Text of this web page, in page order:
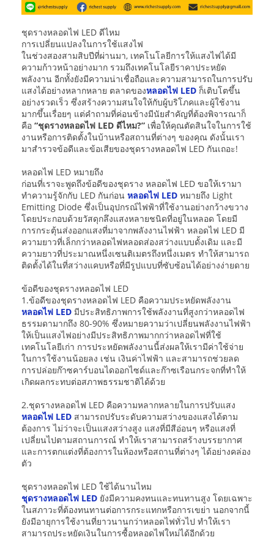
ชุดรางหลอดไฟ LED ดีไหม
การเปลี่ยนแปลงในการใช้แสงไฟ
ในช่วงสองสามสิบปีที่ผ่านมา, เทคโนโลยีการให้แสงไฟได้มี
ความก้าวหน้าอย่างมาก รวมถึงเทคโนโลยีราคาประหยัด
พลังงาน อีกทั้งยังมีความน่าเชื่อถือและความสามารถในการปรับ
แสงได้อย่างหลากหลาย ตลาดของหลอดไฟ LED ก็เติบโตขึ้น
อย่างรวดเร็ว ซึ่งสร้างความสนใจให้กับผู้บริโภคและผู้ใช้งาน
มากขึ้นเรื่อยๆ แต่คำถามที่ค่อนข้างมีนัยสำคัญที่ต้องพิจารณาก็
คือ “ชุดรางหลอดไฟ LED ดีไหม?” เพื่อให้คุณตัดสินใจในการใช้
งานหรือการติดตั้งในบ้านหรือสถานที่ต่างๆ ของคุณ ดังนั้นเรา
มาสำรวจข้อดีและข้อเสียของชุดรางหลอดไฟ LED กันเถอะ!
หลอดไฟ LED หมายถึง
ก่อนที่เราจะพูดถึงข้อดีของชุดราง หลอดไฟ LED ขอให้เรามา
ทำความรู้จักกับ LED กันก่อน หลอดไฟ LED หมายถึง Light
Emitting Diode ซึ่งเป็นอุปกรณ์ไฟฟ้าที่ใช้งานอย่างกว้างขวาง
โดยประกอบด้วยวัสดุกลึงแสงหลายชนิดที่อยู่ในหลอด โดยมี
การกระตุ้นส่งออกแสงที่มาจากพลังงานไฟฟ้า หลอดไฟ LED มี
ความยาวที่เล็กกว่าหลอดไฟหลอดส่องสว่างแบบดั้งเดิม และมี
ความยาวที่ประมาณหนึ่งเซนติเมตรถึงหนึ่งเมตร ทำให้สามารถ
ติดตั้งได้ในที่สว่างแคบหรือที่มีรูปแบบที่ซับซ้อนได้อย่างง่ายดาย
ข้อดีของชุดรางหลอดไฟ LED
1.ข้อดีของชุดรางหลอดไฟ LED คือความประหยัดพลังงาน
หลอดไฟ LED มีประสิทธิภาพการใช้พลังงานที่สูงกว่าหลอดไฟ
ธรรมดามากถึง 80-90% ซึ่งหมายความว่าเปลี่ยนพลังงานไฟฟ้า
ให้เป็นแสงไฟอย่างมีประสิทธิภาพมากกว่าหลอดไฟที่ใช้
เทคโนโลยีเก่า การประหยัดพลังงานนี้ส่งผลให้เรามีค่าใช้จ่าย
ในการใช้งานน้อยลง เช่น เงินค่าไฟฟ้า และสามารถช่วยลด
การปล่อยก๊าซคาร์บอนไดออกไซด์และก๊าซเรือนกระจกที่ทำให้
เกิดผลกระทบต่อสภาพธรรมชาติได้ด้วย
2.ชุดรางหลอดไฟ LED คือความหลากหลายในการปรับแสง
หลอดไฟ LED สามารถปรับระดับความสว่างของแสงได้ตาม
ต้องการ ไม่ว่าจะเป็นแสงสว่างสูง แสงที่มีสีอ่อนๆ หรือแสงที่
เปลี่ยนไปตามสถานการณ์ ทำให้เราสามารถสร้างบรรยากาศ
และการตกแต่งที่ต้องการในห้องหรือสถานที่ต่างๆ ได้อย่างคล่อง
ตัว
ชุดรางหลอดไฟ LED ใช้ได้นานไหม
ชุดรางหลอดไฟ LED ยังมีความคงทนและทนทานสูง โดยเฉพาะ
ในสภาวะที่ต้องทนทานต่อการกระแทกหรือการเขย่า นอกจากนี้
ยังมีอายุการใช้งานที่ยาวนานกว่าหลอดไฟทั่วไป ทำให้เรา
สามารถประหยัดเงินในการซื้อหลอดไฟใหม่ได้อีกด้วย